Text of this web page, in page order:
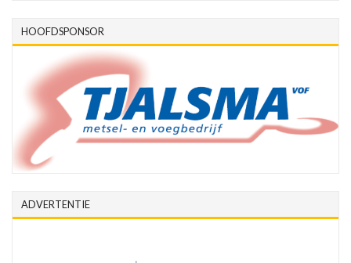
HOOFDSPONSOR
ADVERTENTIE